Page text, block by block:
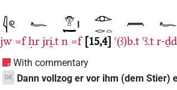
jw =f ḥr jri̯.t n =f 15,4 ꜥ(ꜣ)b.t ꜥꜣ.t r-ḏd
With commentary
DE
Dann vollzog er vor ihm (dem Stier)